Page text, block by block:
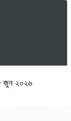
জুন ২০২৬